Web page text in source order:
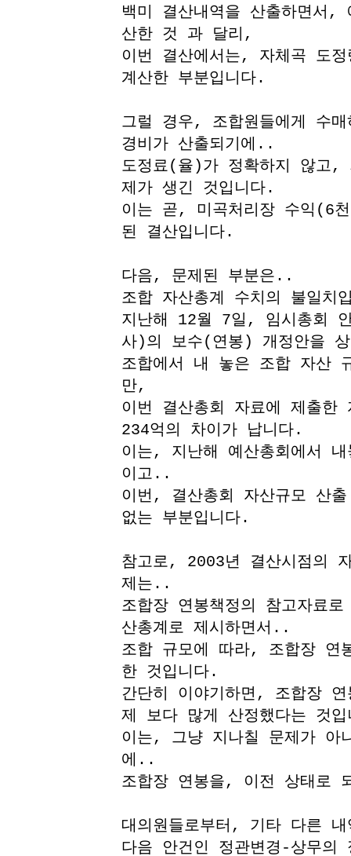
백미 결산내역을 산출하면서
산한 것 과 달리,
이번 결산에서는, 자체곡 도
계산한 부분입니다.
그럴 경우, 조합원들에게 수
경비가 산출되기에..
도정료(율)가 정확하지 않고,
제가 생긴 것입니다.
이는 곧, 미곡처리장 수익(6
된 결산입니다.
다음, 문제된 부분은..
조합 자산총계 수치의 불일치
지난해 12월 7일, 임시총회
사)의 보수(연봉) 개정안을
조합에서 내 놓은 조합 자산
만,
이번 결산총회 자료에 제출한
234억의 차이가 납니다.
이는, 지난해 예산총회에서
이고..
이번, 결산총회 자산규모 산
없는 부분입니다.
참고로, 2003년 결산시점의
제는..
조합장 연봉책정의 참고자료
산총계로 제시하면서..
조합 규모에 따라, 조합장 연
한 것입니다.
간단히 이야기하면, 조합장
제 보다 많게 산정했다는 것
이는, 그냥 지나칠 문제가 아
에..
조합장 연봉을, 이전 상태로
대의원들로부터, 기타 다른
다음 안건인 정관변경-상무